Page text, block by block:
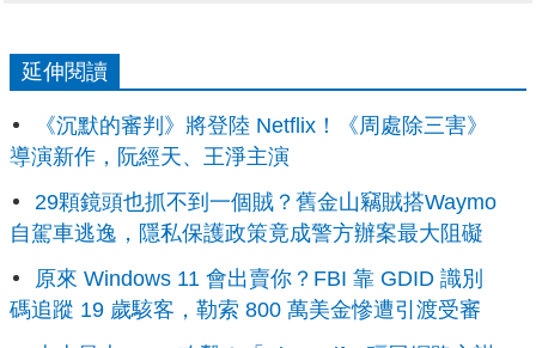
延伸閱讀
《沉默的審判》將登陸 Netflix！《周處除三害》
導演新作，阮經天、王淨主演
29顆鏡頭也抓不到一個賊？舊金山竊賊搭Waymo
自駕車逃逸，隱私保護政策竟成警方辦案最大阻礙
原來 Windows 11 會出賣你？FBI 靠 GDID 識別
碼追蹤 19 歲駭客，勒索 800 萬美金慘遭引渡受審